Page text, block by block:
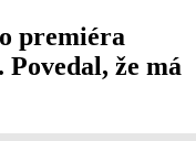
premiéra
že má